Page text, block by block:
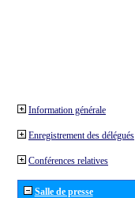
Information générale
Enregistrement des délégués
Conférences relatives
Salle de presse